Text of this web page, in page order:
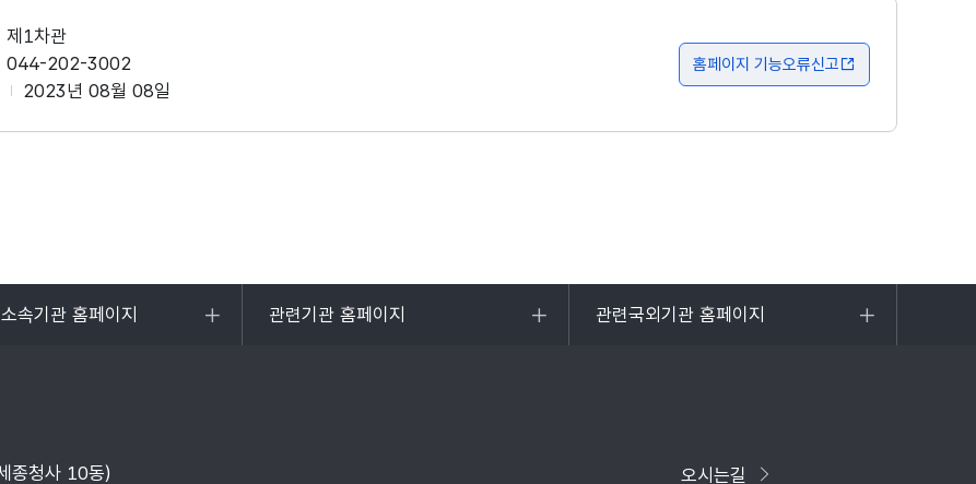
제1차관
044-202-3002
2023년 08월 08일
홈페이지 기능오류신고
속기관 홈페이지 관련기관 홈페이지
목록
관련국외기관 홈페이지
목록
종청사 10동) 오시는길